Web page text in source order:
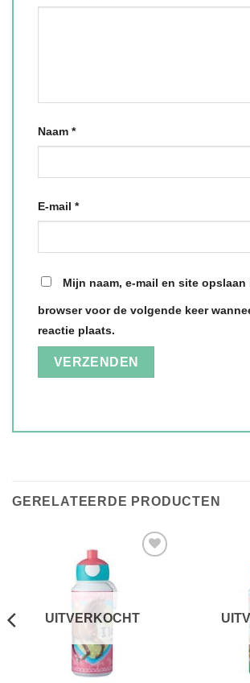
Naam *
E-mail *
Mijn naam, e-mail en site opslaan
browser voor de volgende keer
reactie plaats.
GERELATEERDE PRODUCTEN
verlanglijst
UITVERKOCHT